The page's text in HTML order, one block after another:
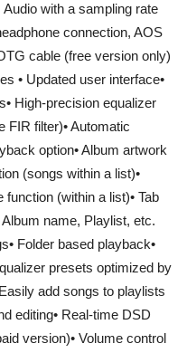
with a sampling rate
connection, AOS
cable (free version only)
• Updated user interface•
High-precision equalizer
FIR filter)• Automatic
option• Album artwork
(songs within a list)•
(within a list)• Tab
name, Playlist, etc.
Folder based playback•
presets optimized by
add songs to playlists
editing• Real-time DSD
version)• Volume control